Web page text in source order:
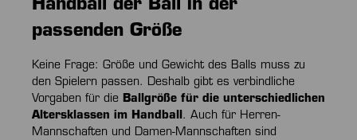
Handball der Ball in der
passenden Größe
Keine Frage: Größe und Gewicht des Balls muss zu
den Spielern passen. Deshalb gibt es verbindliche
Vorgaben für die Ballgröße für die unterschiedlichen
Altersklassen im Handball. Auch für Herren-
Mannschaften und Damen-Mannschaften sind